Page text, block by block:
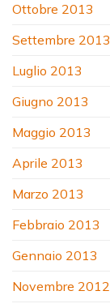
Ottobre 2013
Settembre 2013
Luglio 2013
Giugno 2013
Maggio 2013
Aprile 2013
Marzo 2013
Febbraio 2013
Gennaio 2013
Novembre 2012